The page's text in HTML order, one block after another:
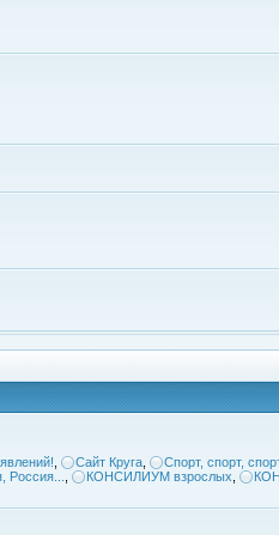
Сайт Круга Спорт, спорт,
Россия... КОНСИЛИУМ взрослых